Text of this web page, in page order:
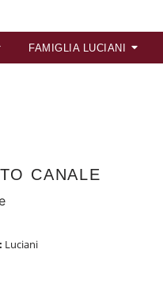
FAMIGLIA LUCIANI
CANALE
Luciani